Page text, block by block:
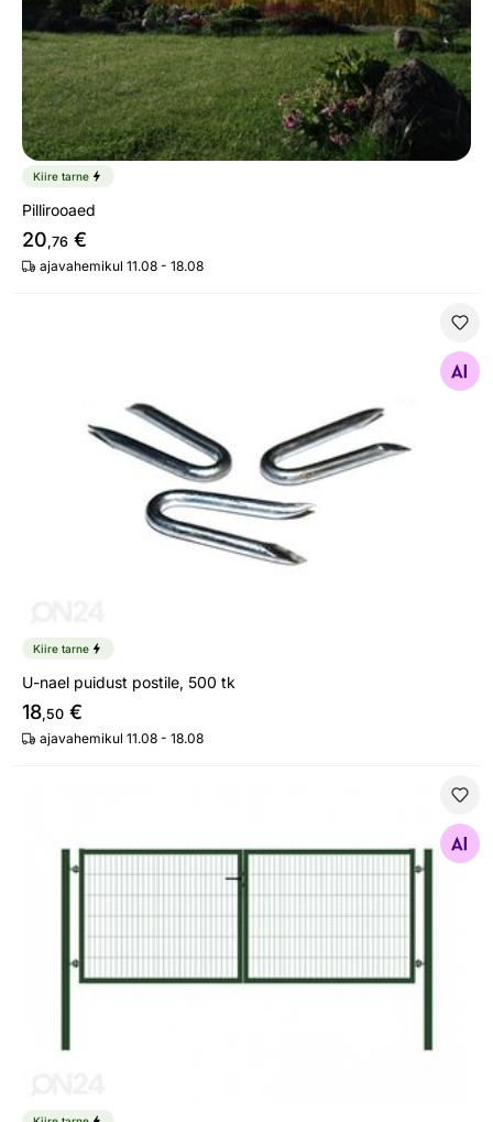
Kiire tarne
Pillirooaed
20,76 €
ajavahemikul 11.08 - 18.08
Kiire tarne
U-nael puidust postile, 500 tk
18,50 €
ajavahemikul 11.08 - 18.08
Otsi sarnaseid